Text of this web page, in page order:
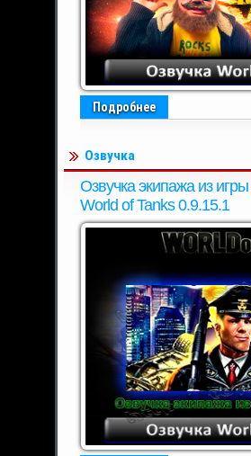
Подробнее
Озвучка
Озвучка экипажа из
World of Tanks 0.9.15.1